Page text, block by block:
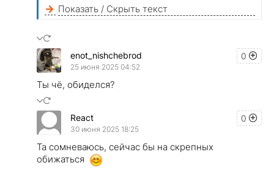
Показать / Скрыть текст
0
enot_nishchebrod
25 июня 2025 04:52
Ты чё, обиделся?
0
React
30 июня 2025 18:25
Та сомневаюсь, сейчас бы на скрепных
обижаться